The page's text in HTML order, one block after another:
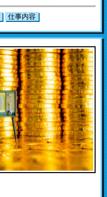
仕事内容